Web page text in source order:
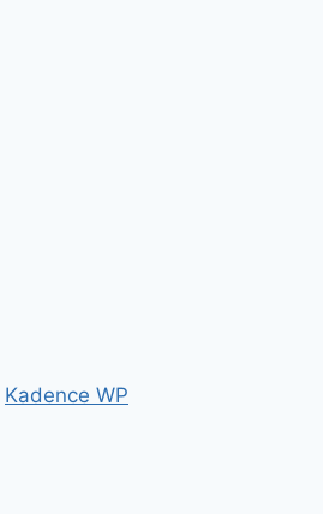
Kadence WP